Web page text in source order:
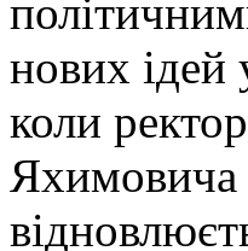
нових ідей
коли
Яхимовича